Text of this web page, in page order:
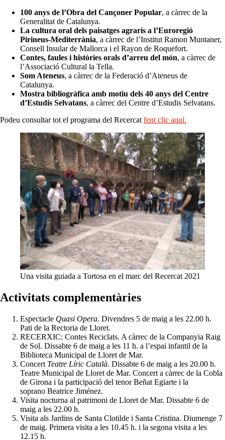
100 anys de l’Obra del Cançoner Popular, a càrrec de la
Generalitat de Catalunya.
La cultura oral dels paisatges agraris a l’Euroregió
Pirineus-Mediterrània, a càrrec de l’Institut Ramon Muntaner,
Consell Insular de Mallorca i el Rayon de Roquefort.
Contes, faules i històries orals d’arreu del món, a càrrec de
l’Associació Cultural la Tella.
Som Ateneus, a càrrec de la Federació d’Ateneus de
Catalunya.
Mostra bibliogràfica amb motiu dels 40 anys del Centre
d’Estudis Selvatans, a càrrec del Centre d’Estudis Selvatans.
Podeu consultar tot el programa del Recercat fent clic aquí.
Una visita guiada a Tortosa en el marc del Recercat 2021
Activitats complementàries
Espectacle Quasi Opera. Divendres 5 de maig a les 22.00 h.
Pati de la Rectoria de Lloret.
RECERXIC: Contes Reciclats. A càrrec de la Companyia Raig
de Sol. Dissabte 6 de maig a les 11 h. a l’espai infantil de la
Biblioteca Municipal de Lloret de Mar.
Concert Teatre Líric Català. Dissabte 6 de maig a les 20.00 h.
Teatre Municipal de Lloret de Mar. Concert a càrrec de la Cobla
de Girona i la participació del tenor Beñat Egiarte i la
soprano Beatrice Jiménez.
Visita nocturna al patrimoni de Lloret de Mar. Dissabte 6 de
maig a les 22.00 h.
Visita als Jardins de Santa Clotilde i Santa Cristina. Diumenge 7
de maig. Primera visita a les 10.45 h. i la segona visita a les
12.15 h.